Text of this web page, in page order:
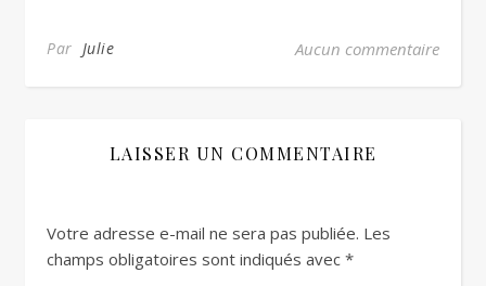
Par Julie Aucun commentaire
LAISSER UN COMMENTAIRE
Votre adresse e-mail ne sera pas publiée. Les
champs obligatoires sont indiqués avec *